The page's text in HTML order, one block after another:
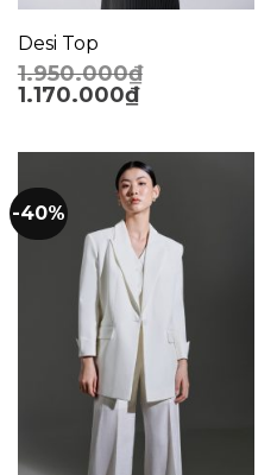
Desi Top
1.950.000₫
1.170.000₫
-40%